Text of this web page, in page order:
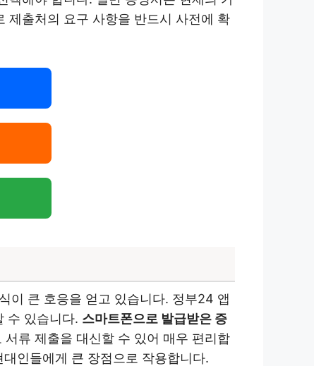
제출처의 요구 사항을 반드시 사전에 확
이 큰 호응을 얻고 있습니다. 정부24 앱
수 있습니다. 스마트폰으로 발급받은 증
류 제출을 대신할 수 있어 매우 편리합
인들에게 큰 장점으로 작용합니다.